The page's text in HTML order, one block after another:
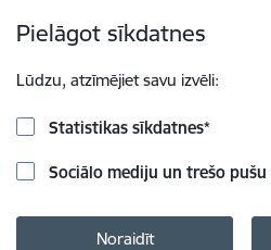
Pielāgot sīkdatnes
Lūdzu, atzīmējiet savu izvēli:
Statistikas sīkdatnes*
Sociālo mediju un trešo
Noraidīt